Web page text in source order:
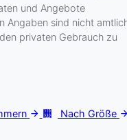
und Angebote
Angaben sind nicht
privaten Gebrauch zu
Nach Größe